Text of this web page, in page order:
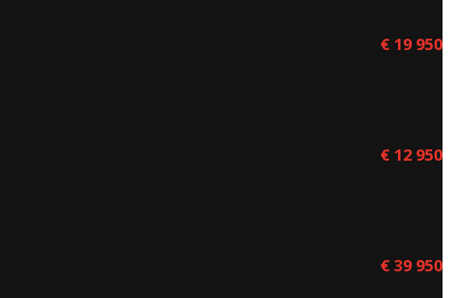
€ 19 950
€ 12 950
€ 39 950